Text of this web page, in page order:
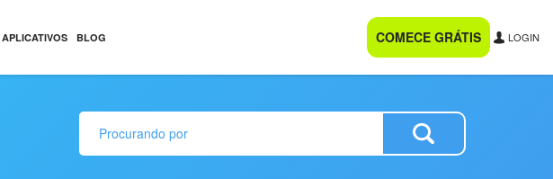
APLICATIVOS BLOG COMECE GRÁTIS LOGIN